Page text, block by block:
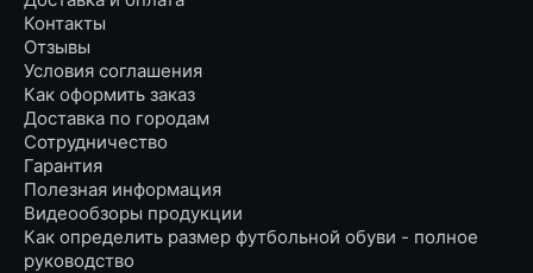
Контакты
Отзывы
Условия соглашения
Как оформить заказ
Доставка по городам
Сотрудничество
Гарантия
Полезная информация
Видеообзоры продукции
Как определить размер футбольной обуви - полное
руководство